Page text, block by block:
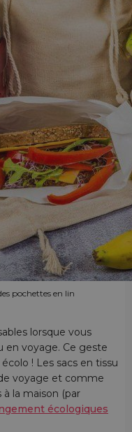
pochettes en lin
lorsque vous
en voyage. Ce geste
! Les sacs en tissu
voyage et comme
la maison (par
écologiques